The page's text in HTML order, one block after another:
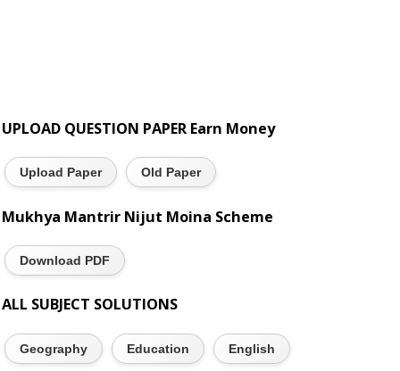
UPLOAD QUESTION PAPER Earn Money
Upload Paper Old Paper
Mukhya Mantrir Nijut Moina Scheme
Download PDF
ALL SUBJECT SOLUTIONS
Geography Education English